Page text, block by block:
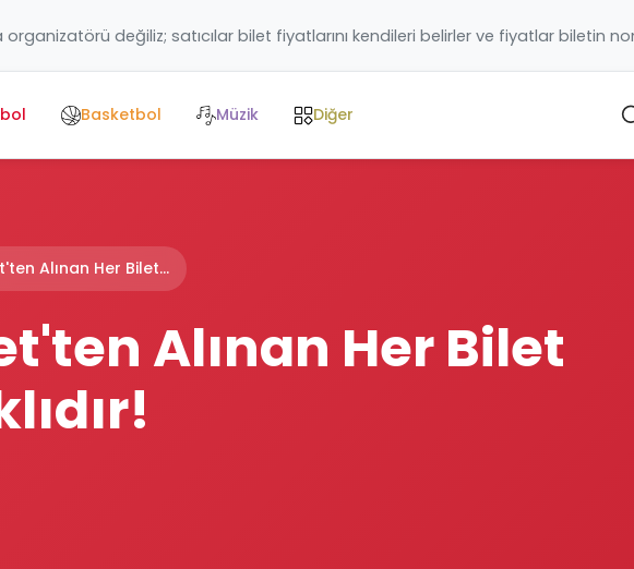
organizatörü değiliz; satıcılar bilet fiyatlarını kendileri belirler ve fiyatlar biletin
Basketbol Müzik Diğer
Alınan Her Bilet...
Alınan Her Bilet